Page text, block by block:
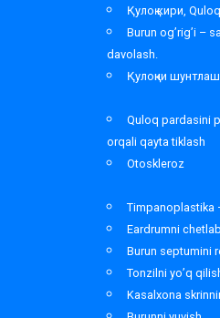
Қулоқ кири,
Burun og’rig’i –
davolash.
Қулоқни
Quloq pardasini
orqali qayta tiklash
Otoskleroz
Timpanoplastika
Eardrumni
Burun septumini
Tonzilni yo’q
Kasalxona